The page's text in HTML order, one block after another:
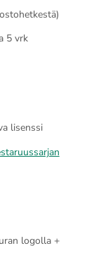
5 vrk
lisenssi
logolla +